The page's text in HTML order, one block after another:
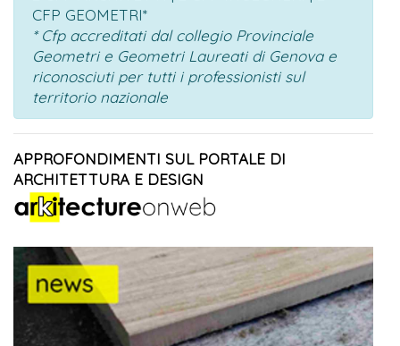
CFP GEOMETRI*
* Cfp accreditati dal collegio Provinciale
Geometri e Geometri Laureati di Genova e
riconosciuti per tutti i professionisti sul
territorio nazionale
APPROFONDIMENTI SUL PORTALE DI
ARCHITETTURA E DESIGN